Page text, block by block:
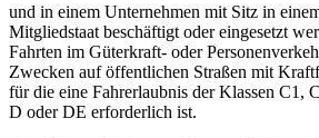
und in einem Unternehmen mit Sitz in
Mitgliedstaat beschäftigt oder eingesetzt
Fahrten im Güterkraft- oder
Zwecken auf öffentlichen Straßen mit
für die eine Fahrerlaubnis der Klassen C1,
D oder DE erforderlich ist.